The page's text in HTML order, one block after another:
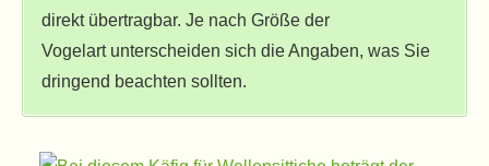
direkt übertragbar. Je nach Größe der
Vogelart unterscheiden sich die Angaben, was Sie
dringend beachten sollten.